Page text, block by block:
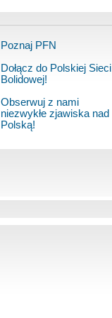
Poznaj PFN
Dołącz do Polskiej Sieci
Bolidowej!
Obserwuj z nami
niezwykłe zjawiska nad
Polską!